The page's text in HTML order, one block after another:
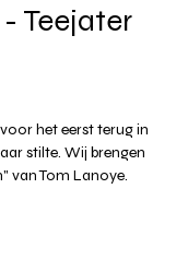
Teejater
het eerst terug in
stilte. Wij brengen
van Tom Lanoye.